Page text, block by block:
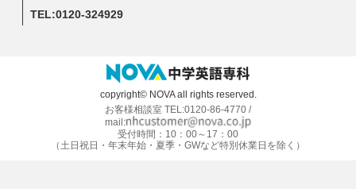
TEL:0120-324929
copyright© NOVA all rights reserved.
お客様相談室 TEL:0120-86-4770 /
mail:
受付時間：10：00～17：00
（土日祝日・年末年始・夏季・GWなど特別休業日を除く）